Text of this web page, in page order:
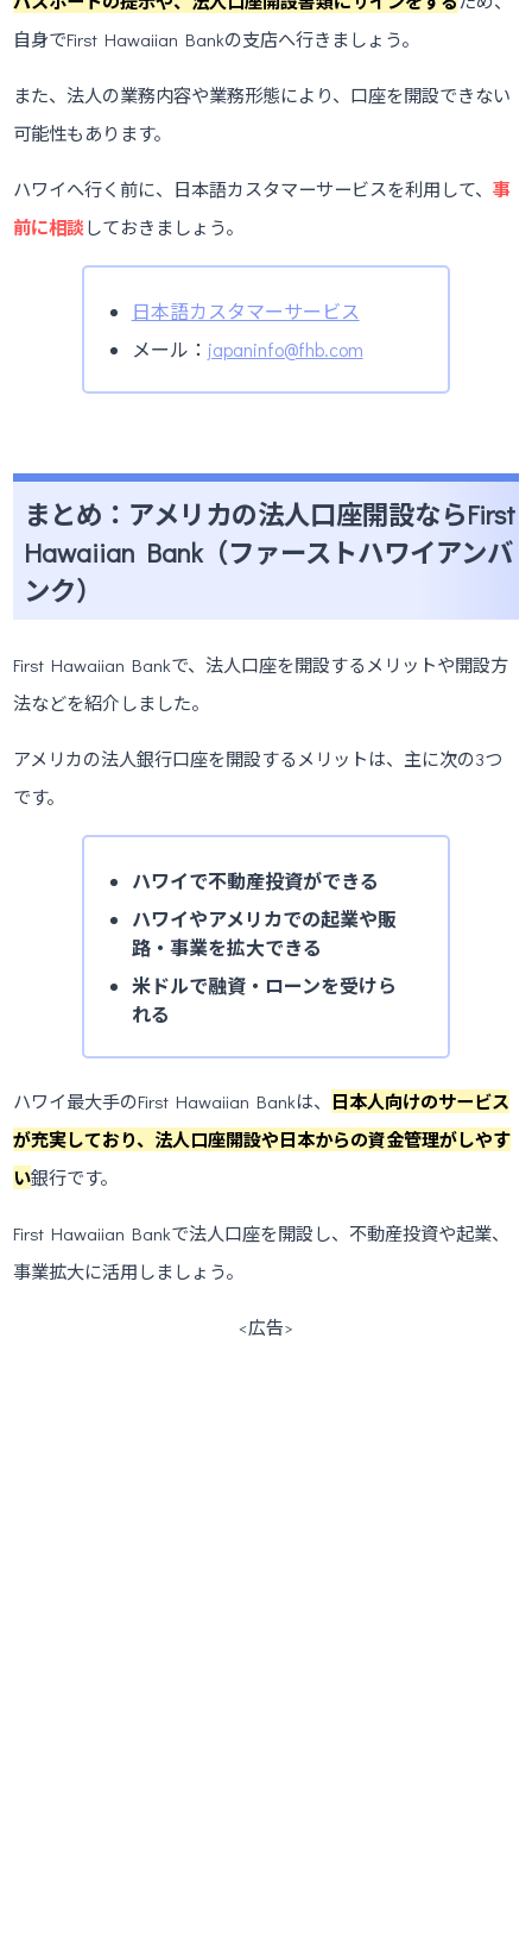
自身でFirst Hawaiian Bankの支店へ行きましょう。
また、法人の業務内容や業務形態により、口座を開設できない
可能性もあります。
ハワイへ行く前に、日本語カスタマーサービスを利用して、事
前に相談しておきましょう。
日本語カスタマーサービス
メール： japaninfo@fhb.com
まとめ：アメリカの法人口座開設ならFirst
Hawaiian Bank（ファーストハワイアンバ
ンク）
First Hawaiian Bankで、法人口座を開設するメリットや開設方
法などを紹介しました。
アメリカの法人銀行口座を開設するメリットは、主に次の3つ
です。
ハワイで不動産投資ができる
ハワイやアメリカでの起業や販
路・事業を拡大できる
米ドルで融資・ローンを受けら
れる
ハワイ最大手のFirst Hawaiian Bankは、 日本人向けのサービス
が充実しており、法人口座開設や日本からの資金管理がしやす
い銀行です。
First Hawaiian Bankで法人口座を開設し、不動産投資や起業、
事業拡大に活用しましょう。
<広告>